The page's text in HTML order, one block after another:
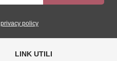
privacy policy